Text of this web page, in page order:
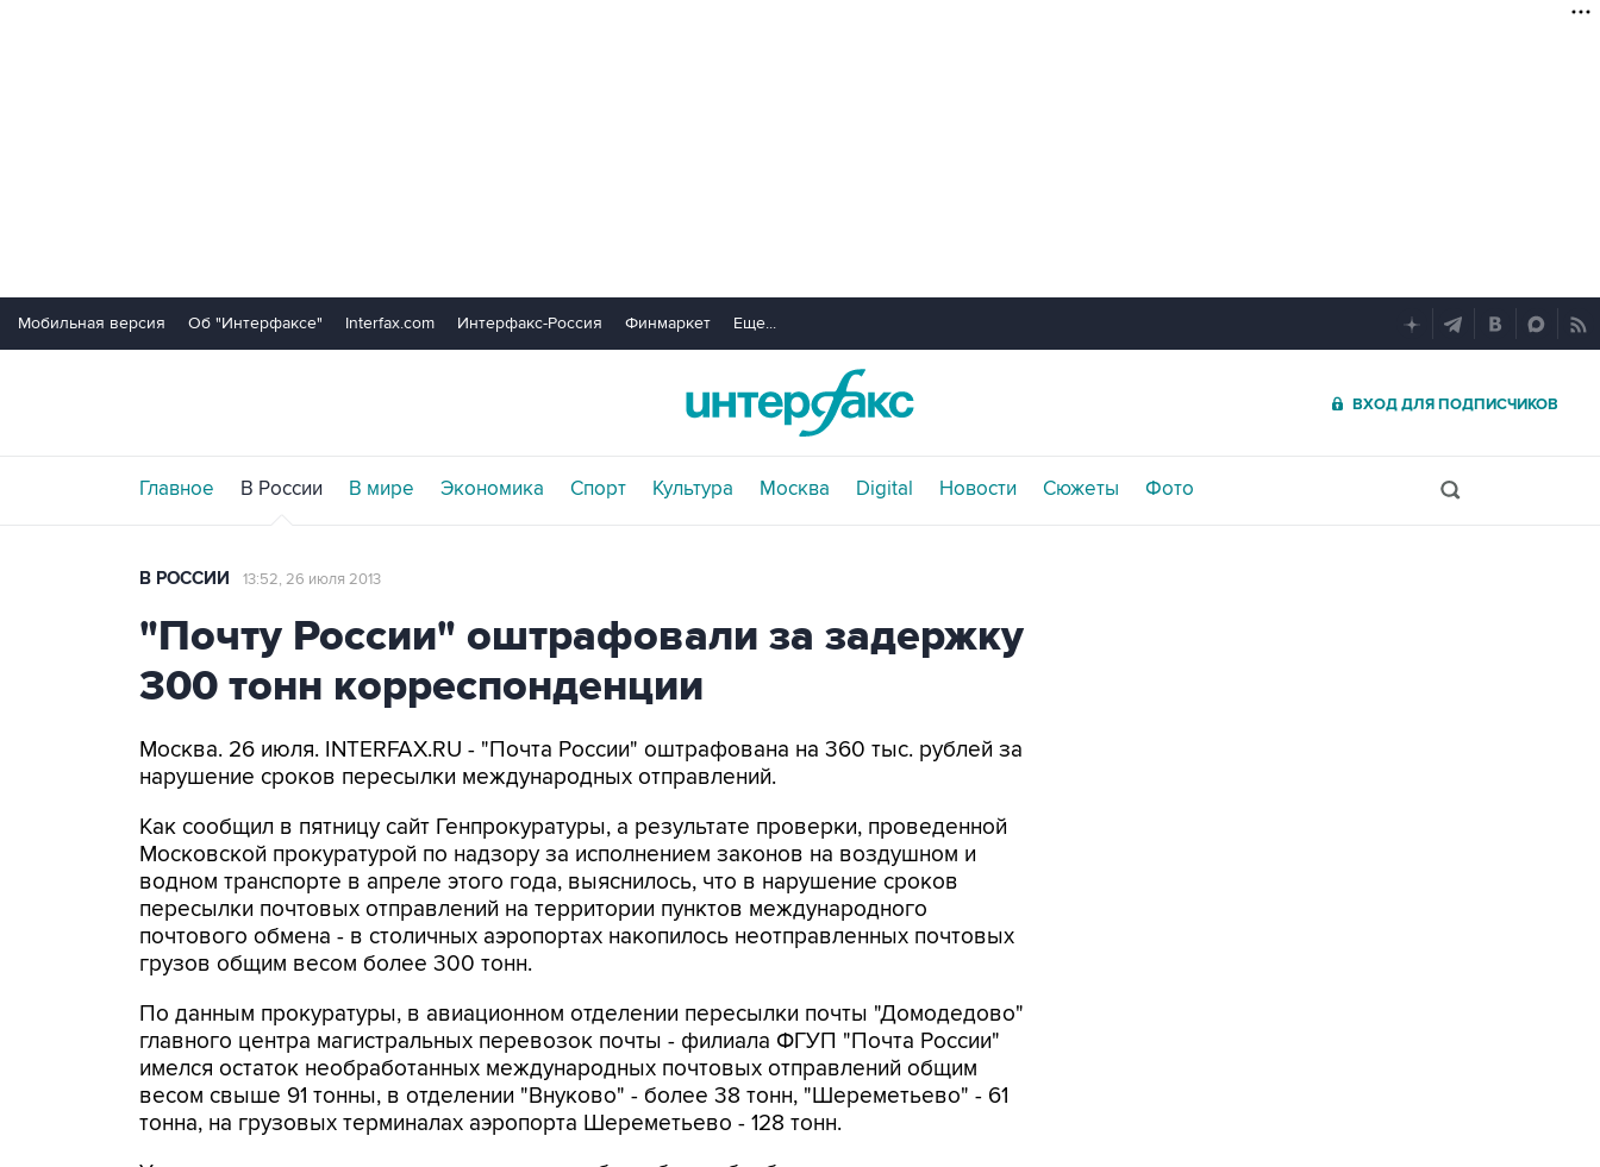
Мобильная версия Об "Интерфаксе" Interfax.com Интерфакс-Россия Финмаркет Еще...
ВХОД ДЛЯ ПОДПИСЧИКОВ
Главное В России В мире Экономика Спорт Культура Москва Digital Новости Сюжеты Фото
В РОССИИ 13:52, 26 июля 2013
"Почту России" оштрафовали за задержку
300 тонн корреспонденции
Москва. 26 июля. INTERFAX.RU - "Почта России" оштрафована на 360 тыс. рублей за
нарушение сроков пересылки международных отправлений.
Как сообщил в пятницу сайт Генпрокуратуры, а результате проверки, проведенной
Московской прокуратурой по надзору за исполнением законов на воздушном и
водном транспорте в апреле этого года, выяснилось, что в нарушение сроков
пересылки почтовых отправлений на территории пунктов международного
почтового обмена - в столичных аэропортах накопилось неотправленных почтовых
грузов общим весом более 300 тонн.
По данным прокуратуры, в авиационном отделении пересылки почты "Домодедово"
главного центра магистральных перевозок почты - филиала ФГУП "Почта России"
имелся остаток необработанных международных почтовых отправлений общим
весом свыше 91 тонны, в отделении "Внуково" - более 38 тонн, "Шереметьево" - 61
тонна, на грузовых терминалах аэропорта Шереметьево - 128 тонн.